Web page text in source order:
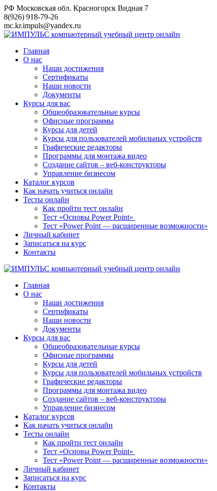
Перейти
к
контенту
РФ Московская обл. Красногорск Видная 7
8(926) 918-79-26
mc.kr.impuls@yandex.ru
Главная
О нас
Наши достижения
Сертификаты
Наши новости
Документы
Курсы для вас
Общеобразовательные курсы
Офисные программы
Курсы для детей
Курсы для пользователей мобильных устройств
Графические редакторы
Программы для монтажа видео
Создание сайтов – веб-конструкторы
Управление бизнесом
Каталог курсов
Как начать учиться онлайн
Тесты онлайн
Как пройти тест онлайн
Тест «Основы Power Point»
Тест «Power Point — расширенные возможности»
Личный кабинет
Записаться на курс
Контакты
Главная
О нас
Наши достижения
Сертификаты
Наши новости
Документы
Курсы для вас
Общеобразовательные курсы
Офисные программы
Курсы для детей
Курсы для пользователей мобильных устройств
Графические редакторы
Программы для монтажа видео
Создание сайтов – веб-конструкторы
Управление бизнесом
Каталог курсов
Как начать учиться онлайн
Тесты онлайн
Как пройти тест онлайн
Тест «Основы Power Point»
Тест «Power Point — расширенные возможности»
Личный кабинет
Записаться на курс
Контакты